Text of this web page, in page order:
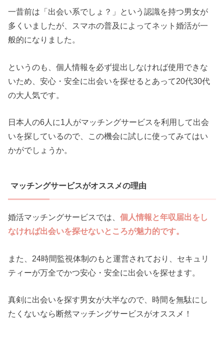
一昔前は「出会い系でしょ？」という認識を持つ男女が
多くいましたが、スマホの普及によってネット婚活が一
般的になりました。
というのも、個人情報を必ず提出しなければ使用できな
いため、安心・安全に出会いを探せるとあって20代30代
の大人気です。
日本人の6人に1人がマッチングサービスを利用して出会
いを探しているので、この機会に試しに使ってみてはい
かがでしょうか。
マッチングサービスがオススメの理由
婚活マッチングサービスでは、個人情報と年収届出をし
なければ出会いを探せないところが魅力的です。
また、24時間監視体制のもと運営されており、セキュリ
ティーが万全でかつ安心・安全に出会いを探せます。
真剣に出会いを探す男女が大半なので、時間を無駄にし
たくないなら断然マッチングサービスがオススメ！